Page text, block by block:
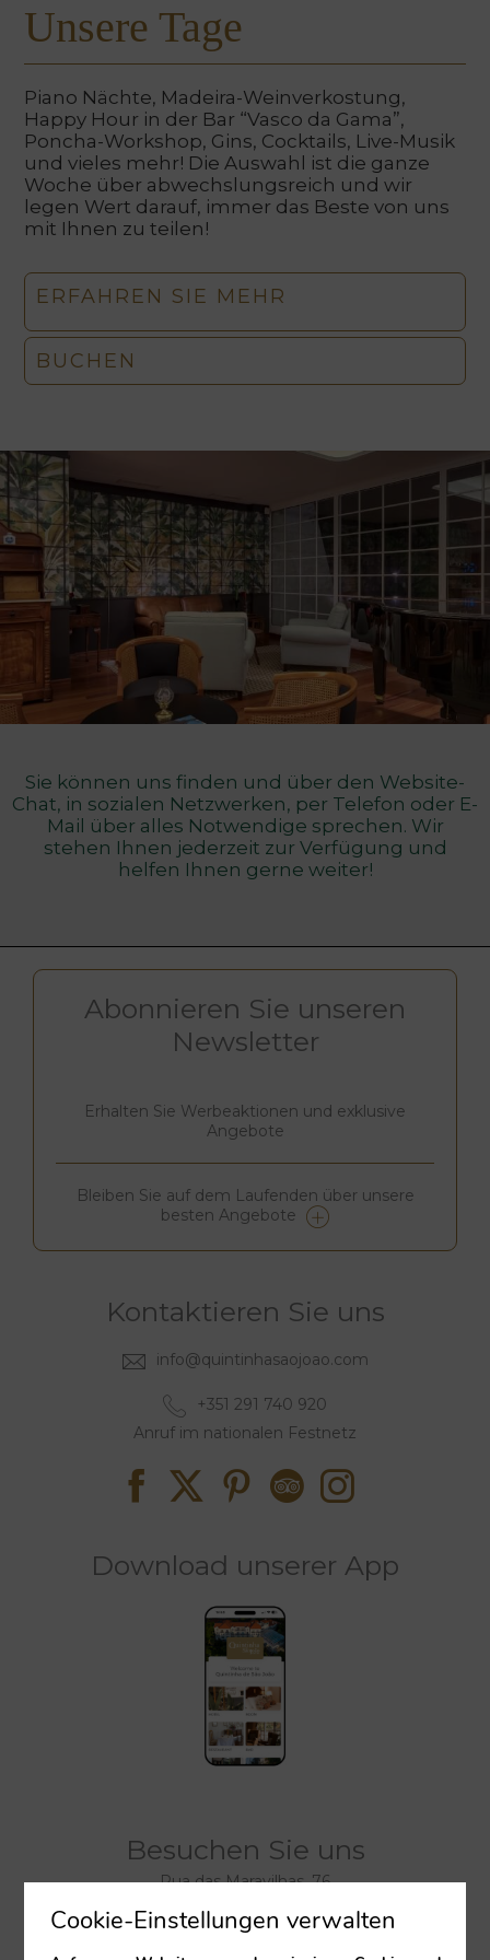
Unsere Tage
Piano Nächte, Madeira-Weinverkostung,
Happy Hour in der Bar “Vasco da Gama”,
Poncha-Workshop, Gins, Cocktails, Live-Musik
und vieles mehr! Die Auswahl ist die ganze
Woche über abwechslungsreich und wir
legen Wert darauf, immer das Beste von uns
mit Ihnen zu teilen!
ERFAHREN SIE MEHR
BUCHEN
Sie können uns finden und über den Website-
Chat, in sozialen Netzwerken, per Telefon oder E-
Mail über alles Notwendige sprechen. Wir
stehen Ihnen jederzeit zur Verfügung und
helfen Ihnen gerne weiter!
Abonnieren Sie unseren
Newsletter
Erhalten Sie Werbeaktionen und exklusive
Angebote
Bleiben Sie auf dem Laufenden über unsere
besten Angebote
Kontaktieren Sie uns
info@quintinhasaojoao.com
+351 291 740 920
Anruf im nationalen Festnetz
Download unserer App
Besuchen Sie uns
Rua das Maravilhas, 76
Cookie-Einstellungen verwalten